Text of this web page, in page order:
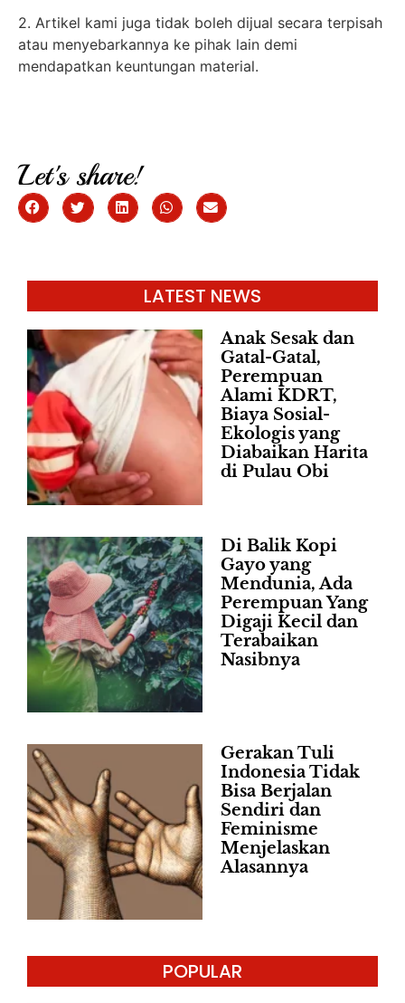
2. Artikel kami juga tidak boleh dijual secara terpisah
atau menyebarkannya ke pihak lain demi
mendapatkan keuntungan material.
Let's share!
LATEST NEWS
Anak Sesak dan
Gatal-Gatal,
Perempuan
Alami KDRT,
Biaya Sosial-
Ekologis yang
Diabaikan Harita
di Pulau Obi
Di Balik Kopi
Gayo yang
Mendunia, Ada
Perempuan Yang
Digaji Kecil dan
Terabaikan
Nasibnya
Gerakan Tuli
Indonesia Tidak
Bisa Berjalan
Sendiri dan
Feminisme
Menjelaskan
Alasannya
POPULAR